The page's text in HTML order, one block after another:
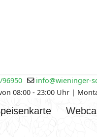
96950
info@wieninger-
08:00 - 23:00 Uhr |